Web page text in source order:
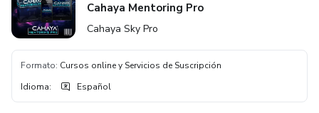
Cahaya Mentoring Pro
Cahaya Sky Pro
Formato: Cursos online y Servicios de Suscripción
Idioma: Español